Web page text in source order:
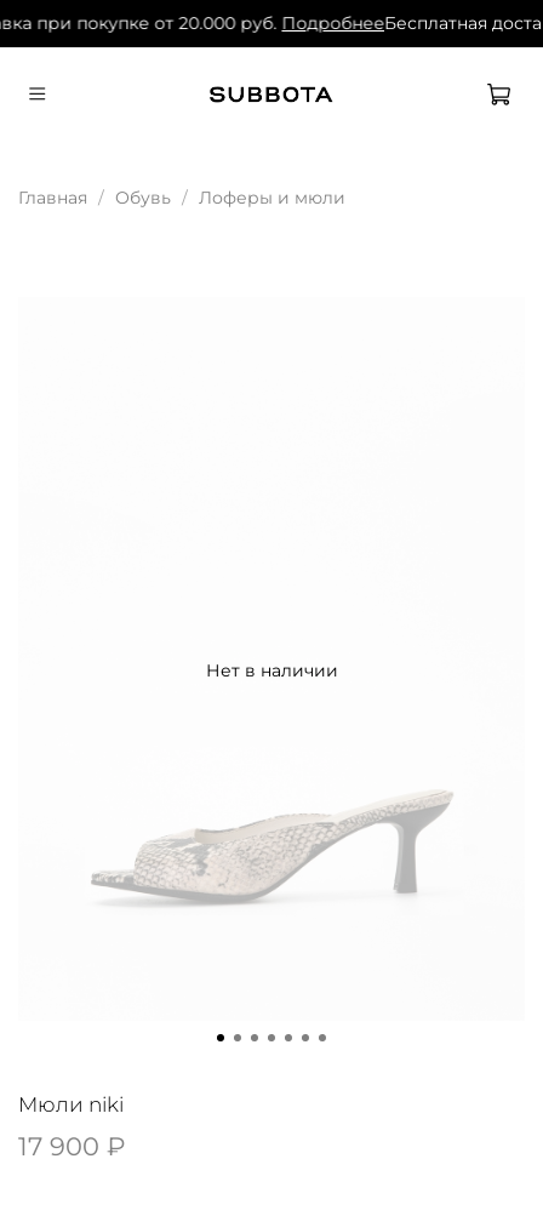
при покупке от 20.000 руб. ПодробнееБесплатная
Главная Обувь Лоферы и мюли
Нет в наличии
Мюли niki
17 900 ₽